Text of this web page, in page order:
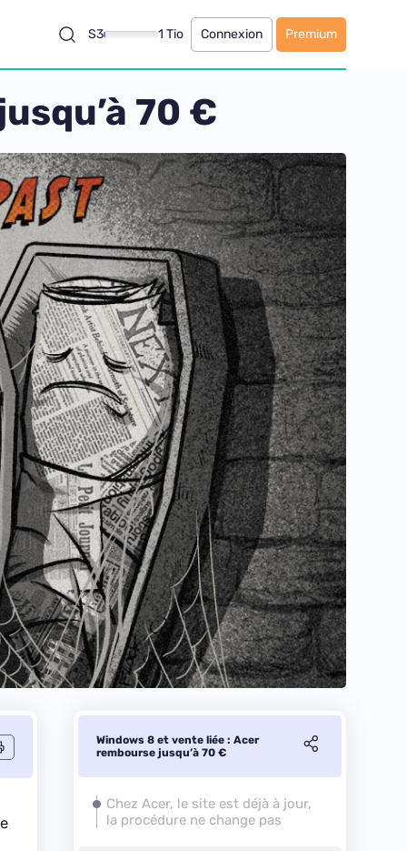
S3 1 Tio Connexion Premium
70 €
Windows 8 et vente liée : Acer
rembourse jusqu’à 70 €
Chez Acer, le site est déjà à jour,
la procédure ne change pas